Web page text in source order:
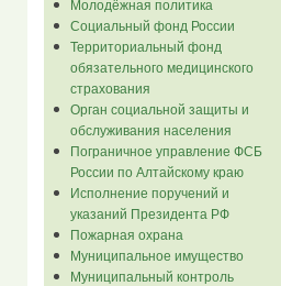
Молодёжная политика
Социальный фонд России
Территориальный фонд
обязательного медицинского
страхования
Орган социальной защиты и
обслуживания населения
Пограничное управление ФСБ
России по Алтайскому краю
Исполнение поручений и
указаний Президента РФ
Пожарная охрана
Муниципальное имущество
Муниципальный контроль